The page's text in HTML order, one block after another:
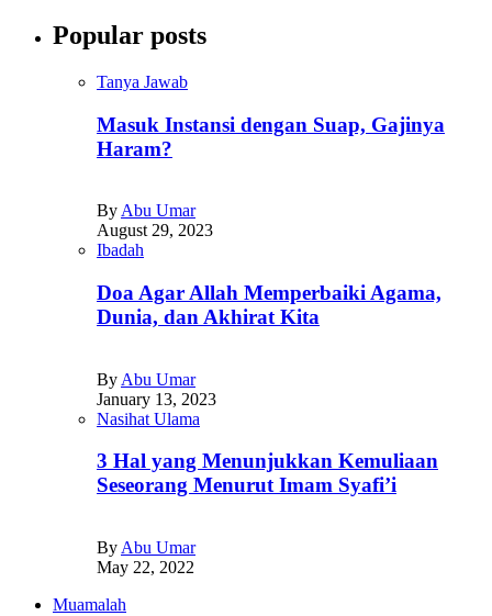
Popular posts
Tanya Jawab
Masuk Instansi dengan Suap, Gajinya
Haram?
By Abu Umar
August 29, 2023
Ibadah
Doa Agar Allah Memperbaiki Agama,
Dunia, dan Akhirat Kita
By Abu Umar
January 13, 2023
Nasihat Ulama
3 Hal yang Menunjukkan Kemuliaan
Seseorang Menurut Imam Syafi’i
By Abu Umar
May 22, 2022
Muamalah